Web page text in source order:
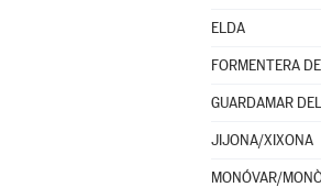
ELDA
FORMENTERA
GUARDAMAR
JIJONA/XIXONA
MONÓVAR/